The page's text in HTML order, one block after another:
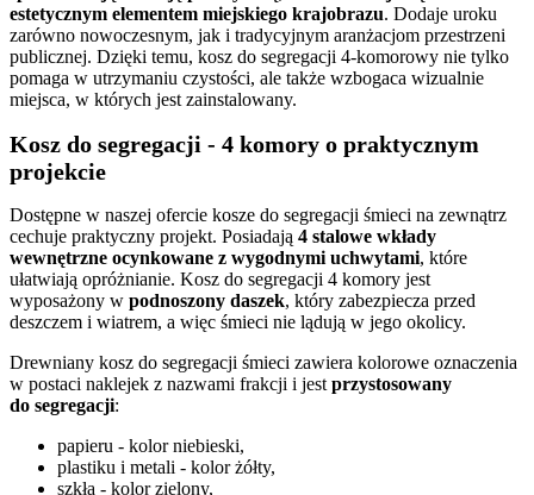
estetycznym elementem miejskiego krajobrazu. Dodaje uroku
zarówno nowoczesnym, jak i tradycyjnym aranżacjom przestrzeni
publicznej. Dzięki temu, kosz do segregacji 4-komorowy nie tylko
pomaga w utrzymaniu czystości, ale także wzbogaca wizualnie
miejsca, w których jest zainstalowany.
Kosz do segregacji - 4 komory o praktycznym
projekcie
Dostępne w naszej ofercie kosze do segregacji śmieci na zewnątrz
cechuje praktyczny projekt. Posiadają 4 stalowe wkłady
wewnętrzne ocynkowane z wygodnymi uchwytami, które
ułatwiają opróżnianie. Kosz do segregacji 4 komory jest
wyposażony w podnoszony daszek, który zabezpiecza przed
deszczem i wiatrem, a więc śmieci nie lądują w jego okolicy.
Drewniany kosz do segregacji śmieci zawiera kolorowe oznaczenia
w postaci naklejek z nazwami frakcji i jest przystosowany
do segregacji:
papieru - kolor niebieski,
plastiku i metali - kolor żółty,
szkła - kolor zielony,